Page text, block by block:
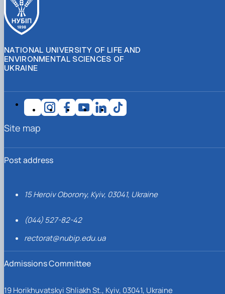
NATIONAL UNIVERSITY OF LIFE AND
ENVIRONMENTAL SCIENCES OF
UKRAINE
Post address
15 Heroiv Oborony, Kyiv, 03041, Ukraine
(044) 527-82-42
rectorat@nubip.edu.ua
Admissions Committee
19 Horikhuvatskyi Shliakh St., Kyiv, 03041, Ukraine
Site map